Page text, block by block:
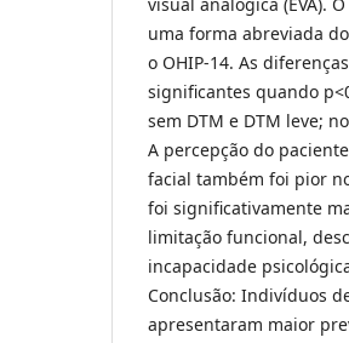
uma forma abreviada
o OHIP-14. As
significantes quando
sem DTM e DTM leve;
A percepção do
facial também foi pior
foi significativamente
limitação funcional,
incapacidade
Conclusão: Indivíduos
apresentaram maior